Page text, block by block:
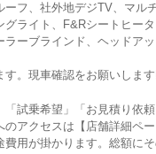
フ、社外地デジTV、マル
ライト、F&Rシートヒー
ラーブラインド、ヘッドア
。現車確認をお願いしま
試乗希望」「お見積り依
アクセスは【店舗詳細ペー
用が掛かります。総額にそ